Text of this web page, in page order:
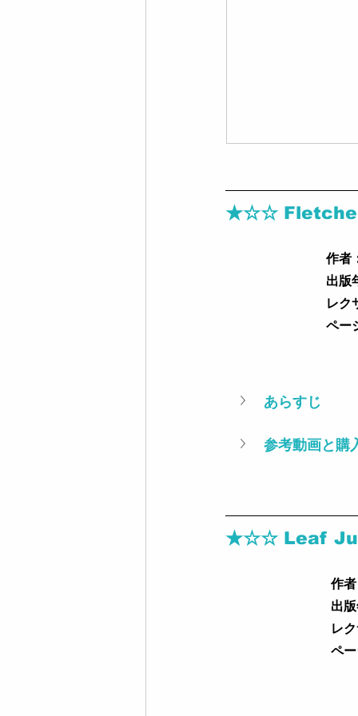
★☆☆
作者
出版
レク
ペー
あらすじ
参考動画と購
★☆☆ Leaf
作
出
レ
ペ